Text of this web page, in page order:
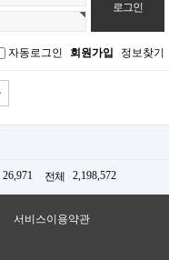
자동로그인 회원가입 정보찾기
26,971 전체 2,198,572
서비스이용약관